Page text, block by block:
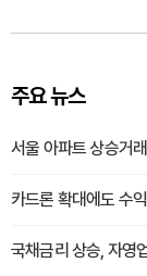
주요 뉴스
서울 아파트 상승거
카드론 확대에도 수
국채금리 상승, 자영